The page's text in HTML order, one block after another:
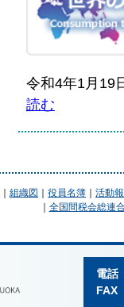
令和4年1月19
読む
組織図 役員名簿
活動
全国間税会総連
電話
FAX